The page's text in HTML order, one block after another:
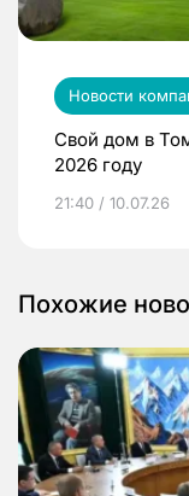
Новости
Свой дом в
2026 году
21:40 / 10.07.26
Похожие